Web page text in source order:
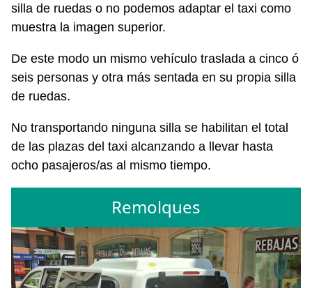
silla de ruedas o no podemos adaptar el taxi como
muestra la imagen superior.
De este modo un mismo vehículo traslada a cinco ó
seis personas y otra más sentada en su propia silla
de ruedas.
No transportando ninguna silla se habilitan el total
de las plazas del taxi alcanzando a llevar hasta
ocho pasajeros/as al mismo tiempo.
Remolques